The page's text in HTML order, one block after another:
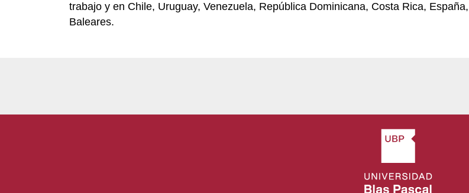
trabajo y en Chile, Uruguay, Venezuela, República Dominicana, Costa Rica,
Baleares.